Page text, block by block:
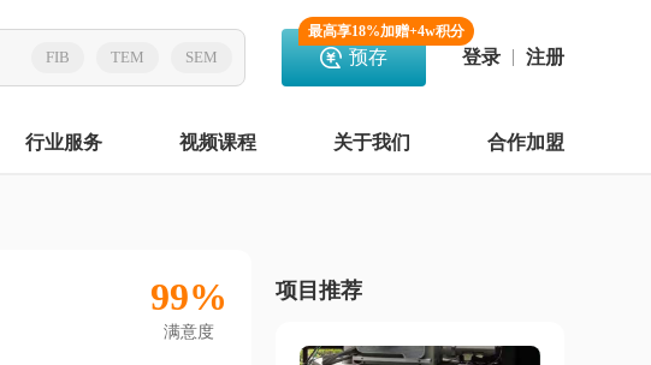
FIB TEM SEM
最高享18%加赠+4w积分
预存 登录 注册
行业服务 视频课程 关于我们 合作加盟
99%
满意度
项目推荐